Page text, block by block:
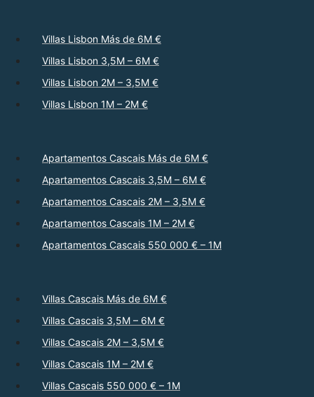
Villas Lisbon Más de 6M €
Villas Lisbon 3,5M – 6M €
Villas Lisbon 2M – 3,5M €
Villas Lisbon 1M – 2M €
Apartamentos Cascais Más de 6M €
Apartamentos Cascais 3,5M – 6M €
Apartamentos Cascais 2M – 3,5M €
Apartamentos Cascais 1M – 2M €
Apartamentos Cascais 550 000 € – 1M
Villas Cascais Más de 6M €
Villas Cascais 3,5M – 6M €
Villas Cascais 2M – 3,5M €
Villas Cascais 1M – 2M €
Villas Cascais 550 000 € – 1M